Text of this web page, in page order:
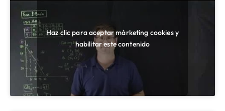
Haz clic para aceptar márketing cookies y
habilitar este contenido